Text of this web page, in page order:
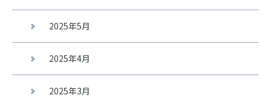
2025年5月
2025年4月
2025年3月